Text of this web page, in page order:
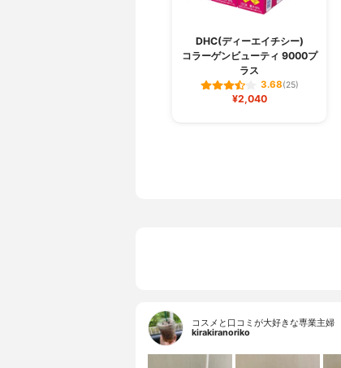
DHC(ディーエイチシー)
コラーゲンビューティ 9000プ
ラス
3.68(25)
¥2,040
コスメと口コミが大好きな専業主婦
kirakiranoriko